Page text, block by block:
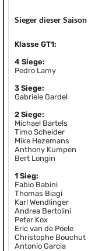
Sieger dieser Saison
Klasse GT1:
4 Siege:
Pedro Lamy
3 Siege:
Gabriele Gardel
2 Siege:
Michael Bartels
Timo Scheider
Mike Hezemans
Anthony Kumpen
Bert Longin
1 Sieg:
Fabio Babini
Thomas Biagi
Karl Wendlinger
Andrea Bertolini
Peter Kox
Eric van de Poele
Christophe Bouchut
Antonio Garcia